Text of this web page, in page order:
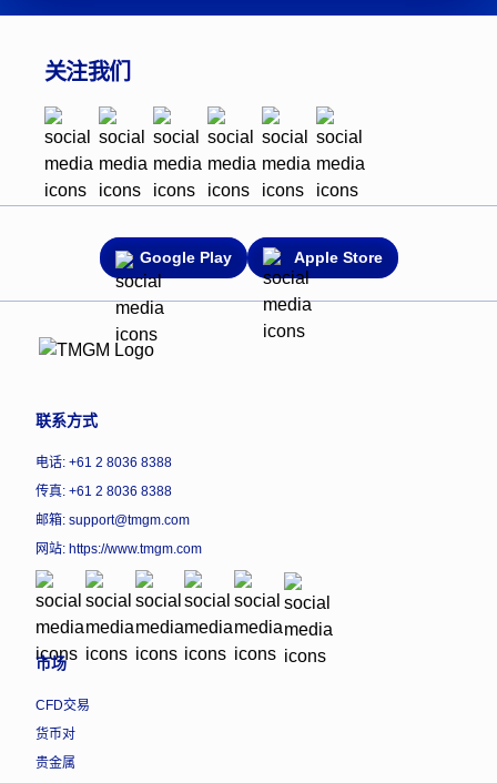
关注我们
Google Play Apple Store
联系方式
电话: +61 2 8036 8388
传真: +61 2 8036 8388
邮箱: support@tmgm.com
网站: https://www.tmgm.com
市场
CFD交易
货币对
贵金属